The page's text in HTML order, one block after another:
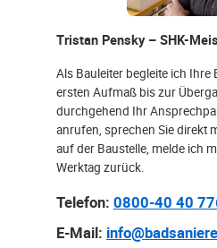
Tristan Pensky – SHK-
Als Bauleiter begleite ich Ihre
ersten Aufmaß bis zur
durchgehend Ihr
anrufen, sprechen Sie direkt
auf der Baustelle, melde ich
Werktag zurück.
Telefon: 0800-40 40
E-Mail: